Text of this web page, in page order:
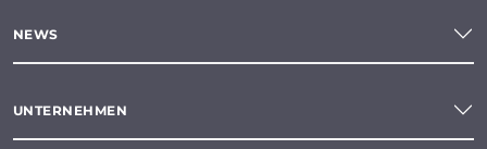
NEWS
UNTERNEHMEN